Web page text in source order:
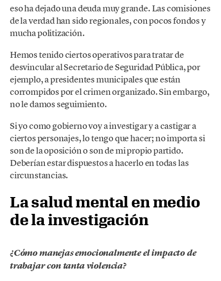
eso ha dejado una deuda muy grande. Las comisiones
de la verdad han sido regionales, con pocos fondos y
mucha politización.
Hemos tenido ciertos operativos para tratar de
desvincular al Secretario de Seguridad Pública, por
ejemplo, a presidentes municipales que están
corrompidos por el crimen organizado. Sin embargo,
no le damos seguimiento.
Si yo como gobierno voy a investigar y a castigar a
ciertos personajes, lo tengo que hacer; no importa si
son de la oposición o son de mi propio partido.
Deberían estar dispuestos a hacerlo en todas las
circunstancias.
La salud mental en medio
de la investigación
¿Cómo manejas emocionalmente el impacto de
trabajar con tanta violencia?